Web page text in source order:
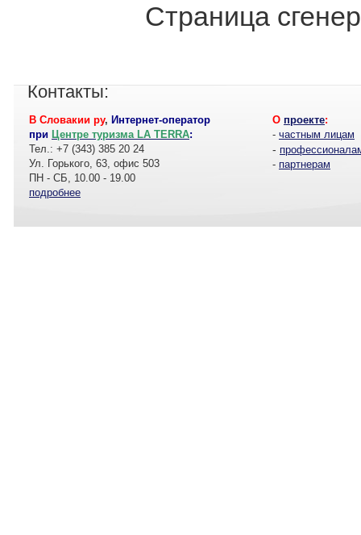
Страница
Контакты:
В Словакии ру, Интернет-оператор
при Центре туризма LA TERRA:
Тел.: +7 (343) 385 20 24
Ул. Горького, 63, офис 503
ПН - СБ, 10.00 - 19.00
подробнее
О проекте:
- частным лицам
-
- партнерам